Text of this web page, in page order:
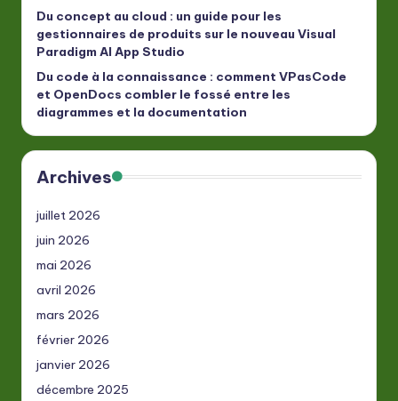
Du concept au cloud : un guide pour les
gestionnaires de produits sur le nouveau Visual
Paradigm AI App Studio
Du code à la connaissance : comment VPasCode
et OpenDocs combler le fossé entre les
diagrammes et la documentation
Archives
juillet 2026
juin 2026
mai 2026
avril 2026
mars 2026
février 2026
janvier 2026
décembre 2025